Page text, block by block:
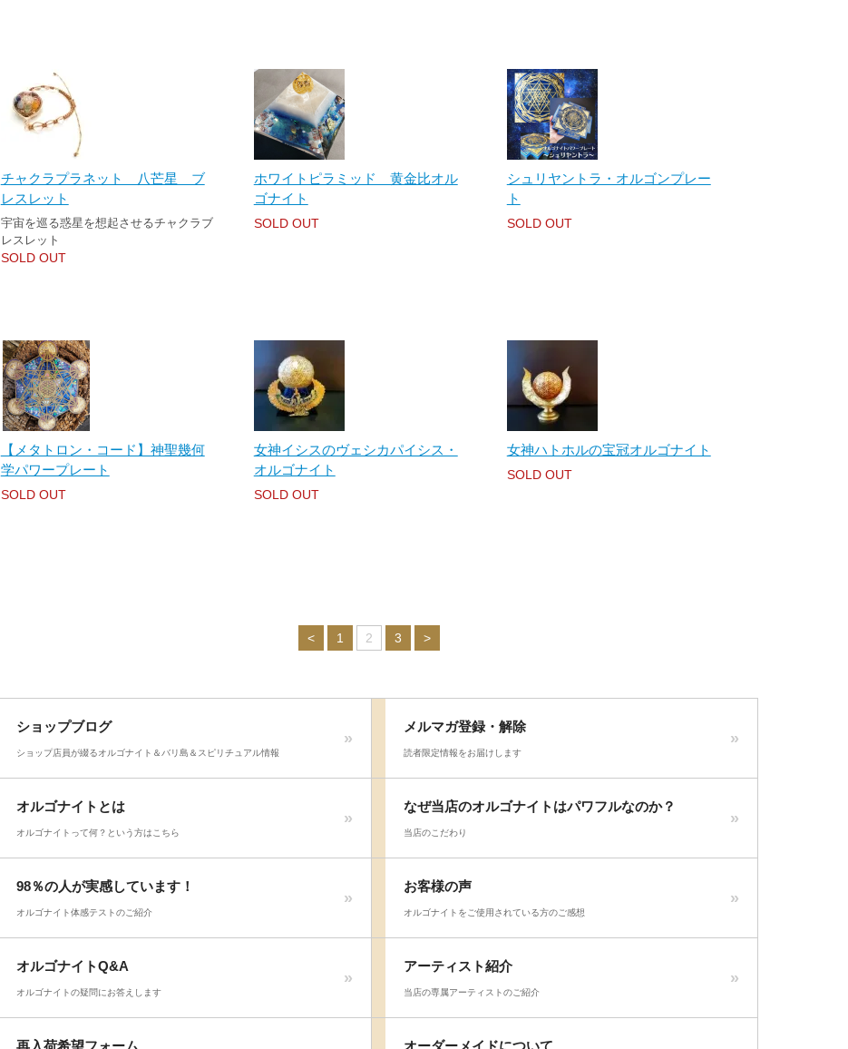
チャクラプラネット 八芒星 ブ
レスレット
宇宙を巡る惑星を想起させるチャクラブ
レスレット
SOLD OUT
ホワイトピラミッド 黄金比オル
ゴナイト
SOLD OUT
シュリヤントラ・オルゴンプレー
ト
SOLD OUT
【メタトロン・コード】神聖幾何
学パワープレート
SOLD OUT
女神イシスのヴェシカパイシス・
オルゴナイト
SOLD OUT
女神ハトホルの宝冠オルゴナイト
SOLD OUT
< 1 2 3 >
ショップブログ
ショップ店員が綴るオルゴナイト＆バリ島＆スピリチュアル情報
メルマガ登録・解除
読者限定情報をお届けします
オルゴナイトとは
オルゴナイトって何？という方はこちら
なぜ当店のオルゴナイトはパワフルなのか？
当店のこだわり
98％の人が実感しています！
オルゴナイト体感テストのご紹介
お客様の声
オルゴナイトをご使用されている方のご感想
オルゴナイトQ&A
オルゴナイトの疑問にお答えします
アーティスト紹介
当店の専属アーティストのご紹介